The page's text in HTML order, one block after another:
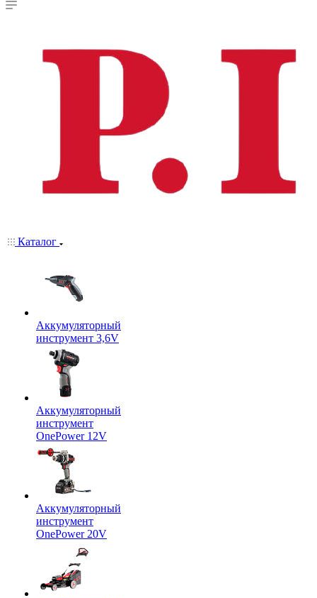
Каталог
Аккумуляторный
инструмент 3,6V
Аккумуляторный
инструмент
OnePower 12V
Аккумуляторный
инструмент
OnePower 20V